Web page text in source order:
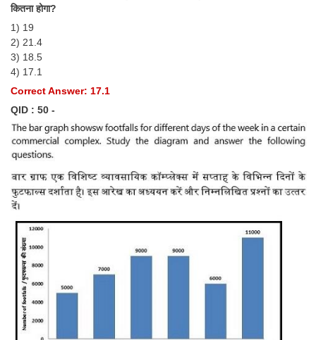
कितना होगा?
1) 19
2) 21.4
3) 18.5
4) 17.1
Correct Answer: 17.1
QID : 50 -